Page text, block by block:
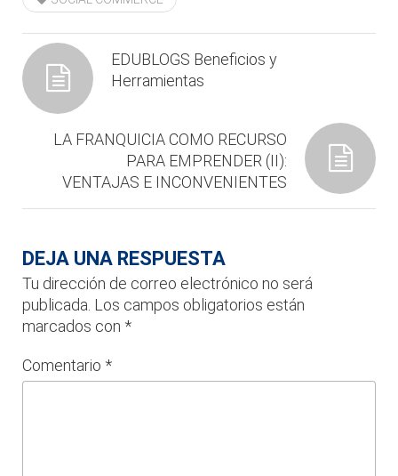
EDUBLOGS Beneficios y
Herramientas
LA FRANQUICIA COMO RECURSO
PARA EMPRENDER (II):
VENTAJAS E INCONVENIENTES
DEJA UNA RESPUESTA
Tu dirección de correo electrónico no será
publicada. Los campos obligatorios están
marcados con *
Comentario *